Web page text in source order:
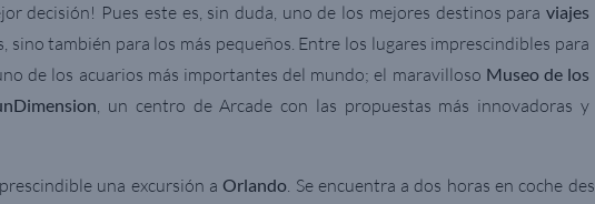
decisión! Pues este es, sin duda, uno de los mejores destinos paraviajes
sino también para los más pequeños. Entre los lugares imprescindibles para
de los acuarios más importantes del mundo; el maravilloso Museo de los
, un centro de Arcade con las propuestas más innovadoras y
una excursión aOrlando. Se encuentra a dos horas en coche